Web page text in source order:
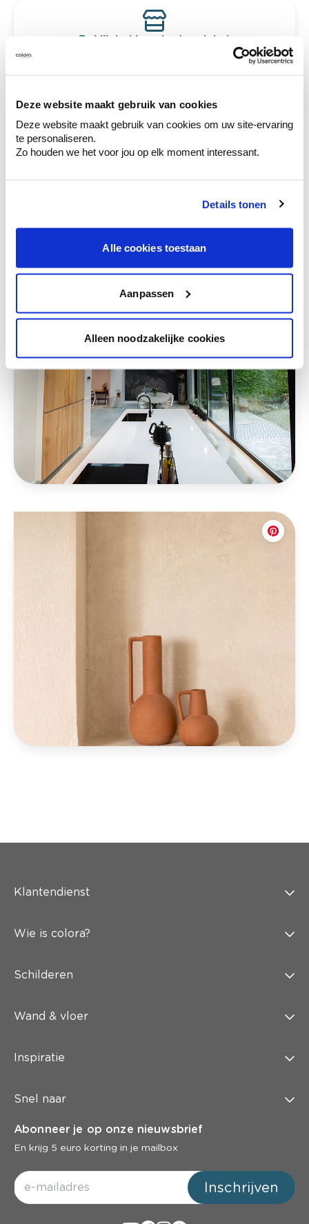
Deze website maakt gebruik van cookies
Deze website maakt gebruik van cookies om uw site-ervaring
te personaliseren.
Zo houden we het voor jou op elk moment interessant.
Details tonen
Alle cookies toestaan
Aanpassen
Alleen noodzakelijke cookies
Bekijk je kleur in de winkel
Ontdek er kleurechte stalen van je
te verfijnen.
Krijg persoonlijk advies om kleuren te
combineren.
Klantendienst
Wie is colora?
Schilderen
Wand & vloer
Inspiratie
Snel naar
Abonneer je op onze nieuwsbrief
En krijg 5 euro korting in je mailbox
Inschrijven